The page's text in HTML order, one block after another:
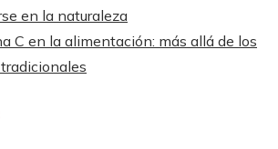
en la naturaleza
C en la alimentación: más allá de los